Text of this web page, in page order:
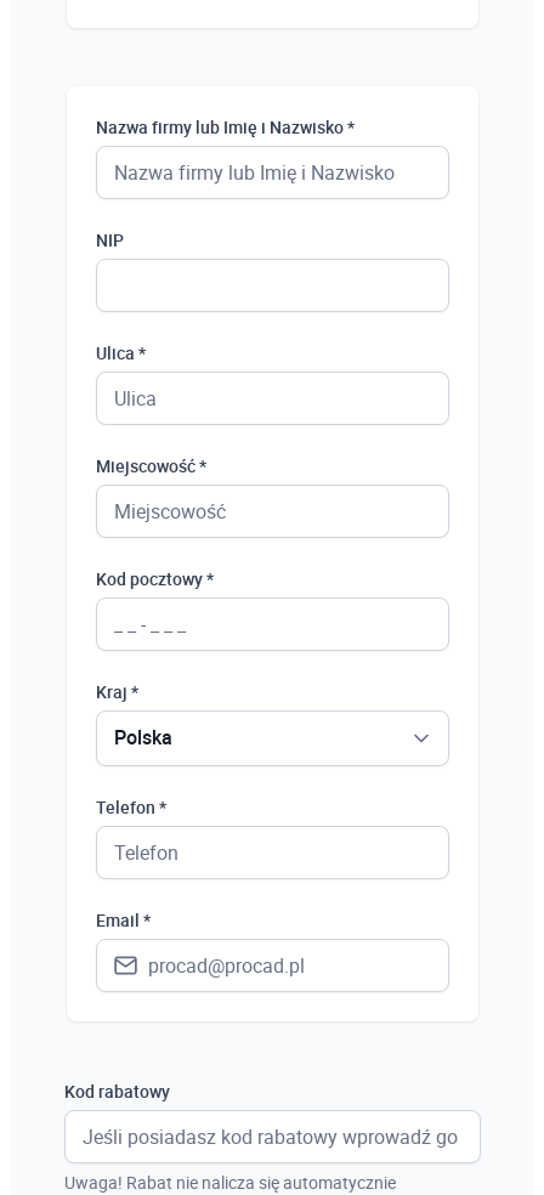
Nazwa firmy lub Imię i Nazwisko *
NIP
Ulica *
Miejscowość *
Kod pocztowy *
Kraj *
Polska
Telefon *
Email *
Kod rabatowy
Uwaga! Rabat nie nalicza się automatycznie
Polska
Ukraina
Niemcy
Wielka Brytania
Włochy
Francja
Szwecja